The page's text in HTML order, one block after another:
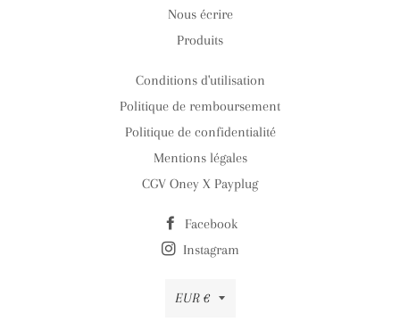
Nous écrire
Produits
Conditions d'utilisation
Politique de remboursement
Politique de confidentialité
Mentions légales
CGV Oney X Payplug
Facebook
Instagram
Devise
EUR €